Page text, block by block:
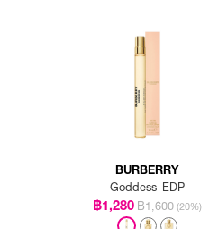
BURBERRY
Goddess EDP
฿1,280฿1,600 (20%)